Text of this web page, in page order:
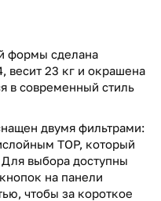
формы сделана
весит 23 кг и окрашена
в современный стиль
двумя фильтрами:
TOP, который
выбора доступны
на панели
чтобы за короткое